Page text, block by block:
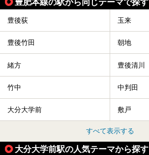
豊後荻 玉来
豊後竹田 朝地
緒方 豊後清川
竹中 中判田
大分大学前 敷戸
すべて表示する
大分大学前駅の人気テーマから探す